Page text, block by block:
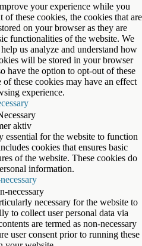
your experience while you
these cookies, the cookies that are
on your browser as they are
functionalities of the website. We
us analyze and understand how
will be stored in your browser
have the option to opt-out of these
these cookies may have an effect
experience.
aktiv
essential for the website to function
cookies that ensures basic
of the website. These cookies do
information.
necessary
necessary for the website to
to collect user personal data via
are termed as non-necessary
user consent prior to running these